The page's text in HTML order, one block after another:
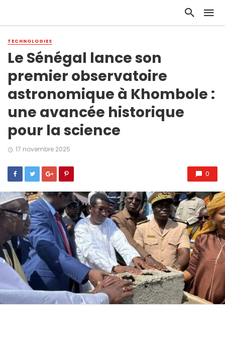
TECHNOLOGIES
Le Sénégal lance son
premier observatoire
astronomique à Khombole :
une avancée historique
pour la science
17 novembre 2025
0